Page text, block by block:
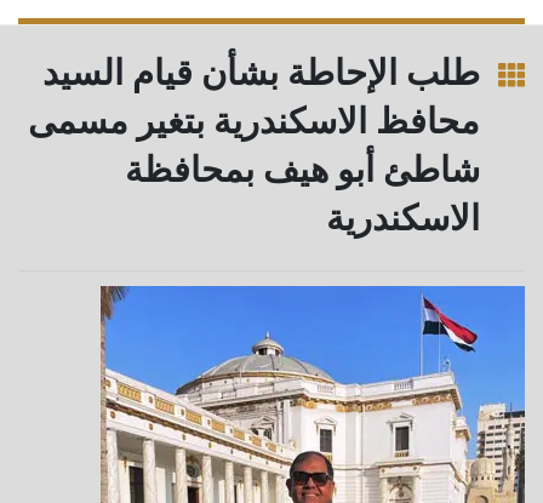
طلب الإحاطة بشأن قيام السيد
محافظ الاسكندرية بتغير مسمى
شاطئ أبو هيف بمحافظة
الاسكندرية